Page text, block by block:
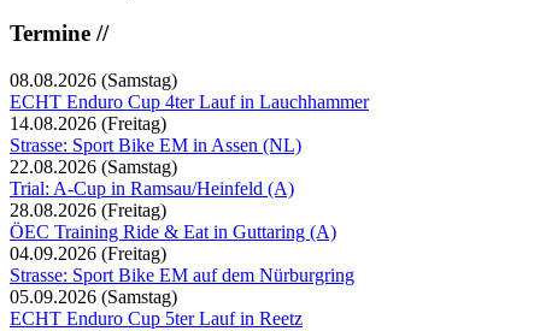
Termine //
08.08.2026 (Samstag)
ECHT Enduro Cup 4ter Lauf in Lauchhammer
14.08.2026 (Freitag)
Strasse: Sport Bike EM in Assen (NL)
22.08.2026 (Samstag)
Trial: A-Cup in Ramsau/Heinfeld (A)
28.08.2026 (Freitag)
ÖEC Training Ride & Eat in Guttaring (A)
04.09.2026 (Freitag)
Strasse: Sport Bike EM auf dem Nürburgring
05.09.2026 (Samstag)
ECHT Enduro Cup 5ter Lauf in Reetz